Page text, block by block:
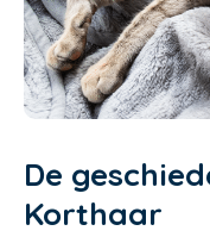
De
Korthaar